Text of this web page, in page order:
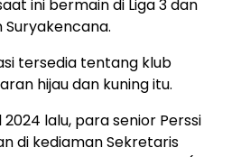
ini bermain di Liga 3 dan
Suryakencana.
tersedia tentang klub
hijau dan kuning itu.
lalu, para senior Perssi
di kediaman Sekretaris